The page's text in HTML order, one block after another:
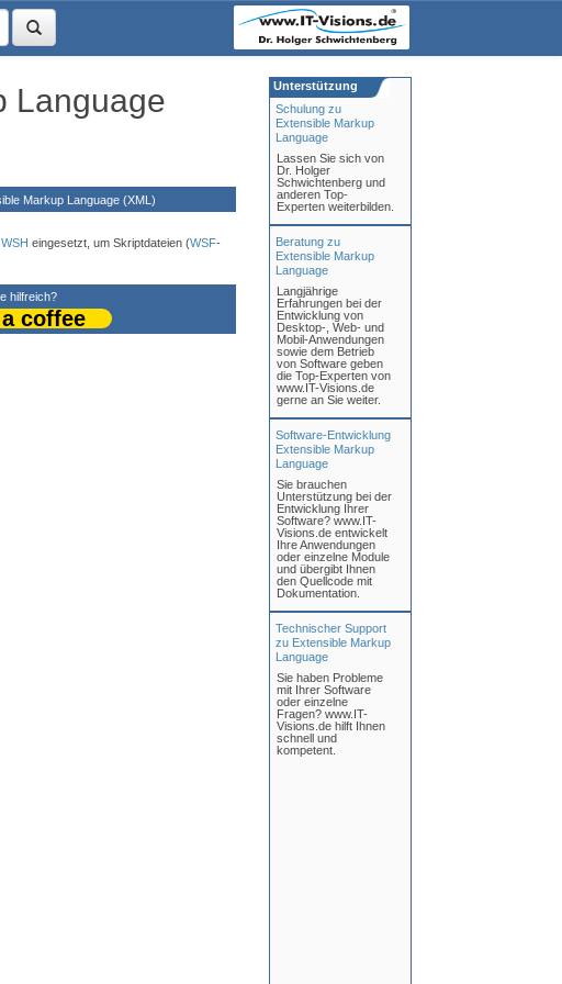
Language
Markup Language (XML)
WSH eingesetzt, um Skriptdateien (WSF-
hilfreich?
coffee
Schulung zu
Extensible Markup
Language
Lassen Sie sich von
Dr. Holger
Schwichtenberg und
anderen Top-
Experten weiterbilden.
Beratung zu
Extensible Markup
Language
Langjährige
Erfahrungen bei der
Entwicklung von
Desktop-, Web- und
Mobil-Anwendungen
sowie dem Betrieb
von Software geben
die Top-Experten von
www.IT-Visions.de
gerne an Sie weiter.
Software-Entwicklung
Extensible Markup
Language
Sie brauchen
Unterstützung bei der
Entwicklung Ihrer
Software? www.IT-
Visions.de entwickelt
Ihre Anwendungen
oder einzelne Module
und übergibt Ihnen
den Quellcode mit
Dokumentation.
Technischer Support
zu Extensible Markup
Language
Sie haben Probleme
mit Ihrer Software
oder einzelne
Fragen? www.IT-
Visions.de hilft Ihnen
schnell und
kompetent.
Unterstützung